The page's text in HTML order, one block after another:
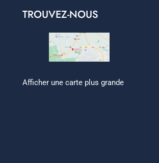
TROUVEZ-NOUS
Afficher une carte plus grande